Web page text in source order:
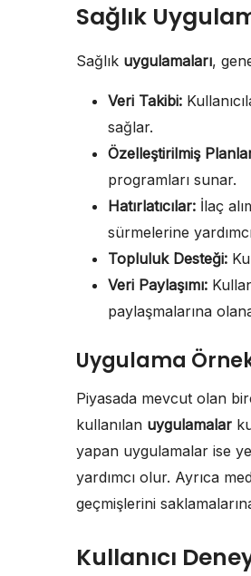
Sağlık
Sağlık uygulamaları,
Veri Takibi:
sağlar.
Özelleştirilmiş
programları sunar.
Hatırlatıcılar: İlaç
sürmelerine
Topluluk Desteği:
Veri Paylaşımı:
paylaşmalarına
Uygulama
Piyasada mevcut olan
kullanılan uygulamalar
yapan uygulamalar ise
yardımcı olur. Ayrıca
geçmişlerini
Kullanıcı